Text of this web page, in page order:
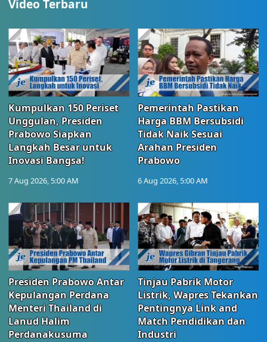
Video Terbaru
Kumpulkan 150 Periset
Unggulan, Presiden
Prabowo Siapkan
Langkah Besar untuk
Inovasi Bangsa!
7 Aug 2026, 5:00 AM
Pemerintah Pastikan
Harga BBM Bersubsidi
Tidak Naik Sesuai
Arahan Presiden
Prabowo
6 Aug 2026, 5:00 AM
Presiden Prabowo Antar
Kepulangan Perdana
Menteri Thailand di
Lanud Halim
Perdanakusuma
Tinjau Pabrik Motor
Listrik, Wapres Tekankan
Pentingnya Link and
Match Pendidikan dan
Industri